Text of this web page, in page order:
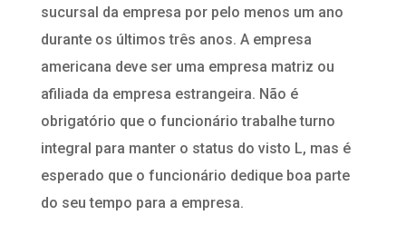
sucursal da empresa por pelo menos um ano
durante os últimos três anos. A empresa
americana deve ser uma empresa matriz ou
afiliada da empresa estrangeira. Não é
obrigatório que o funcionário trabalhe turno
integral para manter o status do visto L, mas é
esperado que o funcionário dedique boa parte
do seu tempo para a empresa.